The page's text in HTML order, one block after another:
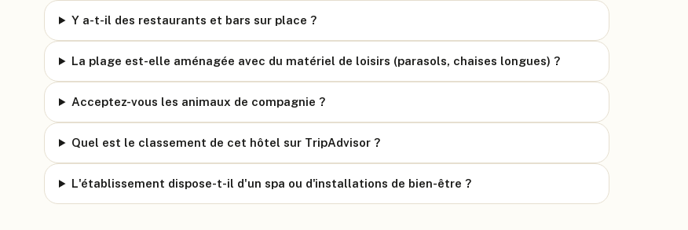
Y a-t-il des restaurants et bars sur place ?
La plage est-elle aménagée avec du matériel de loisirs (parasols, chaises longues) ?
Acceptez-vous les animaux de compagnie ?
Quel est le classement de cet hôtel sur TripAdvisor ?
L'établissement dispose-t-il d'un spa ou d'installations de bien-être ?